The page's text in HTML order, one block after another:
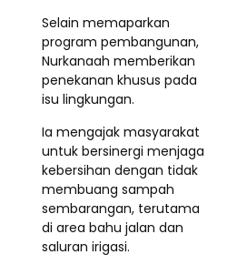
Selain memaparkan
program pembangunan,
Nurkanaah memberikan
penekanan khusus pada
isu lingkungan.
Ia mengajak masyarakat
untuk bersinergi menjaga
kebersihan dengan tidak
membuang sampah
sembarangan, terutama
di area bahu jalan dan
saluran irigasi.